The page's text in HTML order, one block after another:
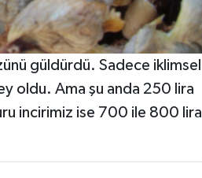
güldürdü. Sadece iklimsel
oldu. Ama şu anda 250 lira
incirimiz ise 700 ile 800 lira